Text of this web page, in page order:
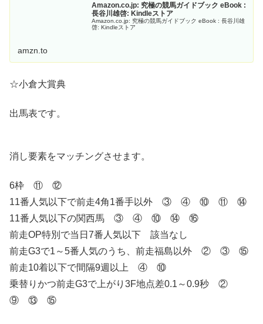
Amazon.co.jp: 究極の競馬ガイドブック eBook :
長谷川雄啓: Kindleストア
Amazon.co.jp: 究極の競馬ガイドブック eBook : 長谷川雄
啓: Kindleストア
amzn.to
☆小倉大賞典
出馬表です。
消し要素をマッチングさせます。
6枠 ⑪ ⑫
11番人気以下で前走4角1番手以外 ③ ④ ⑩ ⑪ ⑭
11番人気以下の関西馬 ③ ④ ⑩ ⑭ ⑯
前走OP特別で当日7番人気以下 該当なし
前走G3で1～5番人気のうち、前走福島以外 ② ③ ⑮
前走10着以下で間隔9週以上 ④ ⑩
乗替りかつ前走G3で上がり3F地点差0.1～0.9秒 ②
⑨ ⑬ ⑮